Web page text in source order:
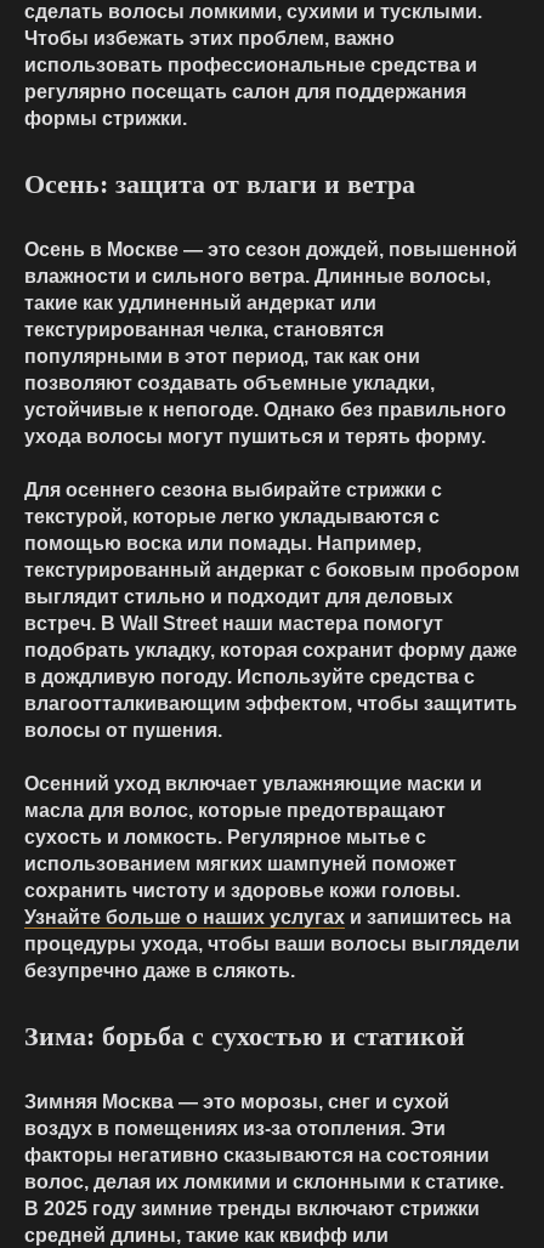
сделать волосы ломкими, сухими и тусклыми.
Чтобы избежать этих проблем, важно
использовать профессиональные средства и
регулярно посещать салон для поддержания
формы стрижки.
Осень: защита от влаги и ветра
Осень в Москве — это сезон дождей, повышенной
влажности и сильного ветра. Длинные волосы,
такие как удлиненный андеркат или
текстурированная челка, становятся
популярными в этот период, так как они
позволяют создавать объемные укладки,
устойчивые к непогоде. Однако без правильного
ухода волосы могут пушиться и терять форму.
Для осеннего сезона выбирайте стрижки с
текстурой, которые легко укладываются с
помощью воска или помады. Например,
текстурированный андеркат с боковым пробором
выглядит стильно и подходит для деловых
встреч. В Wall Street наши мастера помогут
подобрать укладку, которая сохранит форму даже
в дождливую погоду. Используйте средства с
влагоотталкивающим эффектом, чтобы защитить
волосы от пушения.
Осенний уход включает увлажняющие маски и
масла для волос, которые предотвращают
сухость и ломкость. Регулярное мытье с
использованием мягких шампуней поможет
сохранить чистоту и здоровье кожи головы.
Узнайте больше о наших услугах и запишитесь на
процедуры ухода, чтобы ваши волосы выглядели
безупречно даже в слякоть.
Зима: борьба с сухостью и статикой
Зимняя Москва — это морозы, снег и сухой
воздух в помещениях из-за отопления. Эти
факторы негативно сказываются на состоянии
волос, делая их ломкими и склонными к статике.
В 2025 году зимние тренды включают стрижки
средней длины, такие как квифф или